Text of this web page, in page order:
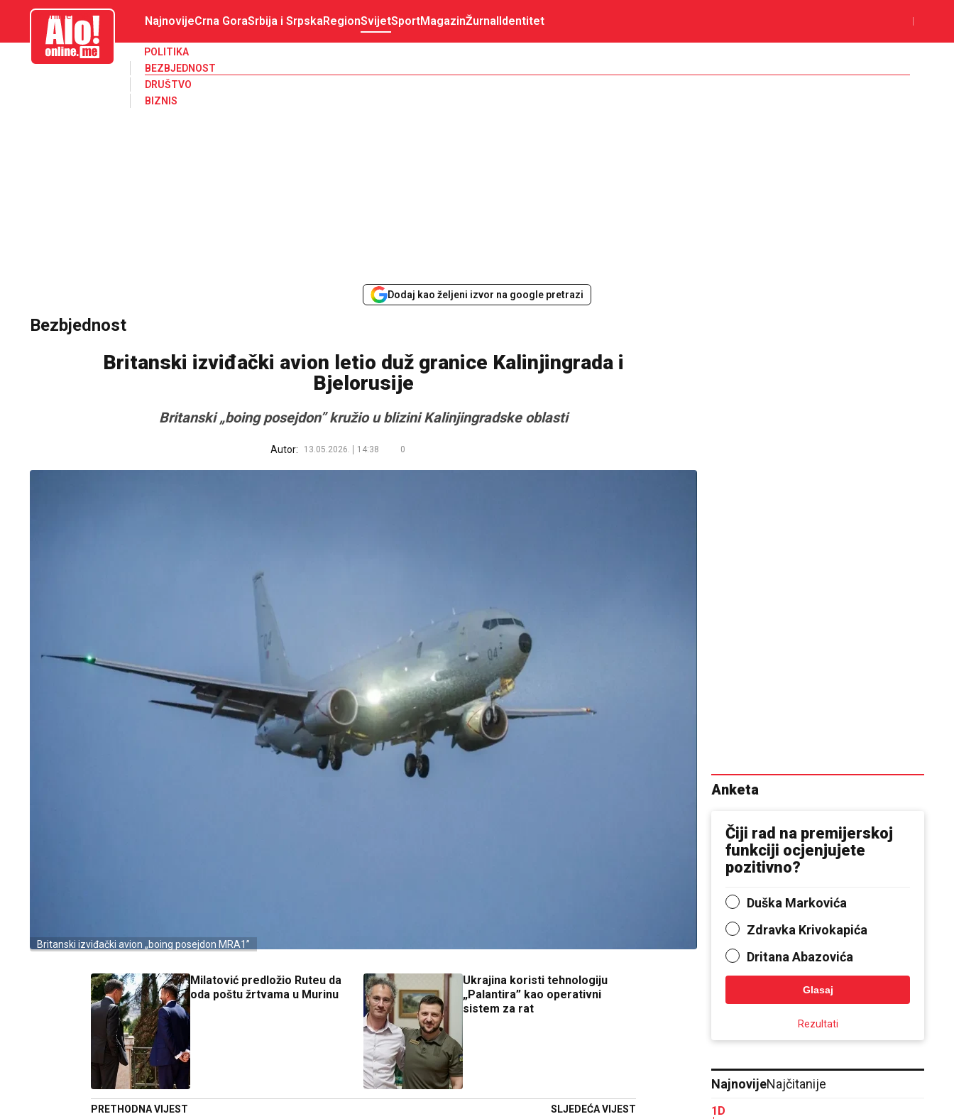
aloonline.me NajnovijeCrna GoraSrbija i SrpskaRegionSvijetSportMagazinŽurnalIdentitet
POLITIKA
BEZBJEDNOST
DRUŠTVO
BIZNIS
Dodaj kao željeni izvor na google pretrazi
Bezbjednost
Britanski izviđački avion letio duž granice Kalinjingrada i
Bjelorusije
Britanski „boing posejdon” kružio u blizini Kalinjingradske oblasti
Autor: 13.05.2026. 14:38 0
Britanski izviđački avion „boing posejdon MRA1”
Milatović predložio Ruteu da
oda poštu žrtvama u Murinu
PRETHODNA VIJEST
Ukrajina koristi tehnologiju
„Palantira” kao operativni
sistem za rat
SLJEDEĆA VIJEST
Anketa
Čiji rad na premijerskoj
funkciji ocjenjujete
pozitivno?
Duška Markovića
Zdravka Krivokapića
Dritana Abazovića
Glasaj
Rezultati
NajnovijeNajčitanije
1D